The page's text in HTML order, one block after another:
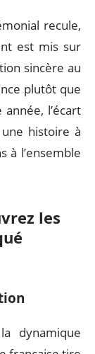
recule,
est mis sur
sincère au
plutôt que
l’écart
histoire à
à l’ensemble
les
dynamique